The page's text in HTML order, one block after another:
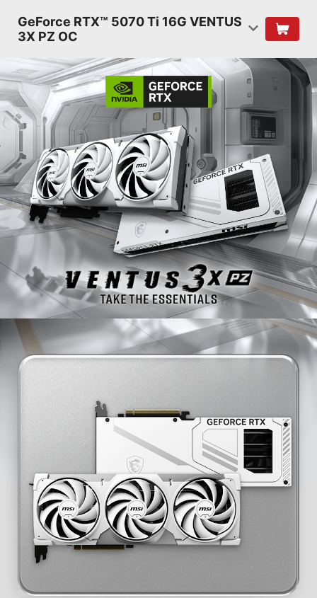
GeForce RTX™ 5070 Ti 16G VENTUS
3X PZ OC